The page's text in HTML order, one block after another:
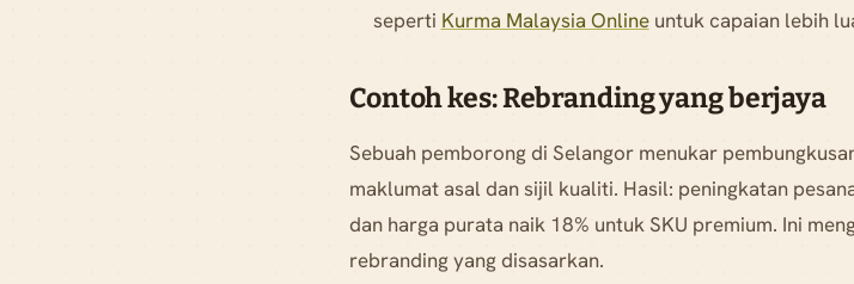
seperti Kurma Malaysia Onlineuntuk capaian lebih
Contoh kes: Rebranding yang berjaya
Sebuah pemborong di Selangor menukar
maklumat asal dan sijil kualiti. Hasil: peningkatan
dan harga purata naik 18% untuk SKU premium. Ini
rebranding yang disasarkan.